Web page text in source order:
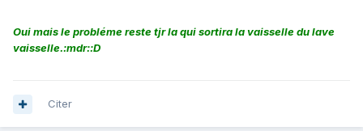
Oui mais le probléme reste tjr la qui sortira la vaisselle du lave
vaisselle.:mdr::D
Citer